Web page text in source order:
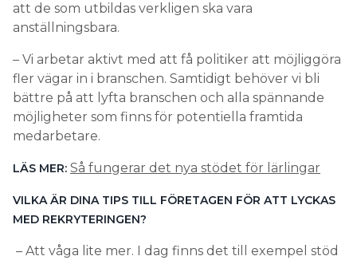
att de som utbildas verkligen ska vara
anställningsbara.
– Vi arbetar aktivt med att få politiker att möjliggöra
fler vägar in i branschen. Samtidigt behöver vi bli
bättre på att lyfta branschen och alla spännande
möjligheter som finns för potentiella framtida
medarbetare.
LÄS MER: Så fungerar det nya stödet för lärlingar
VILKA ÄR DINA TIPS TILL FÖRETAGEN FÖR ATT LYCKAS
MED REKRYTERINGEN?
– Att våga lite mer. I dag finns det till exempel stöd